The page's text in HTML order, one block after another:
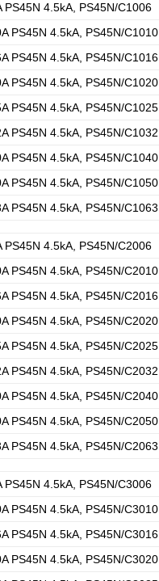
PS45N 4.5kA, PS45N/C1006
PS45N 4.5kA, PS45N/C1010
PS45N 4.5kA, PS45N/C1016
PS45N 4.5kA, PS45N/C1020
PS45N 4.5kA, PS45N/C1025
PS45N 4.5kA, PS45N/C1032
PS45N 4.5kA, PS45N/C1040
PS45N 4.5kA, PS45N/C1050
PS45N 4.5kA, PS45N/C1063
PS45N 4.5kA, PS45N/C2006
PS45N 4.5kA, PS45N/C2010
PS45N 4.5kA, PS45N/C2016
PS45N 4.5kA, PS45N/C2020
PS45N 4.5kA, PS45N/C2025
PS45N 4.5kA, PS45N/C2032
PS45N 4.5kA, PS45N/C2040
PS45N 4.5kA, PS45N/C2050
PS45N 4.5kA, PS45N/C2063
PS45N 4.5kA, PS45N/C3006
PS45N 4.5kA, PS45N/C3010
PS45N 4.5kA, PS45N/C3016
PS45N 4.5kA, PS45N/C3020